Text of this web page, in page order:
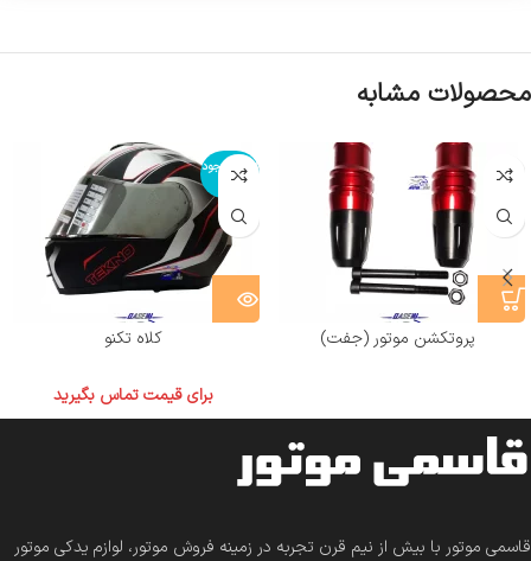
محصولات مشابه
پروتکشن موتور (جفت)
اتمام موجود
ی
کلاه تکنو
برای قیمت تماس بگیرید
قاسمی موتور با بیش از نیم قرن تجربه در زمینه فروش موتور، لوازم یدکی موتور